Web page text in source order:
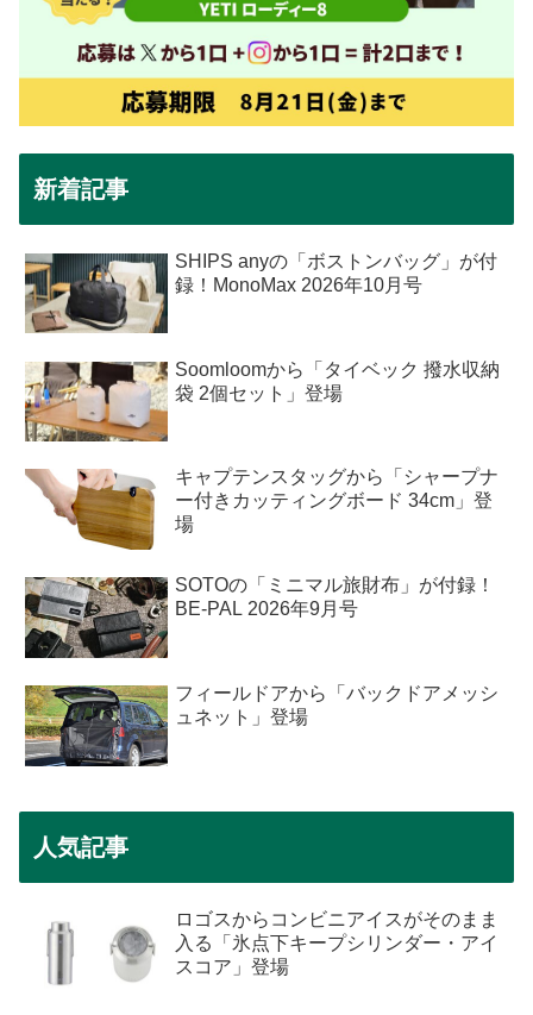
新着記事
SHIPS anyの「ボストンバッグ」が付
録！MonoMax 2026年10月号
Soomloomから「タイベック 撥水収納
袋 2個セット」登場
キャプテンスタッグから「シャープナ
ー付きカッティングボード 34cm」登
場
SOTOの「ミニマル旅財布」が付録！
BE-PAL 2026年9月号
フィールドアから「バックドアメッシ
ュネット」登場
人気記事
ロゴスからコンビニアイスがそのまま
入る「氷点下キープシリンダー・アイ
スコア」登場